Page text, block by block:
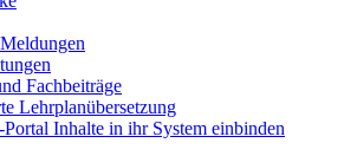
Fachbeiträge
Lehrplanübersetzung
Inhalte in ihr System einbinden